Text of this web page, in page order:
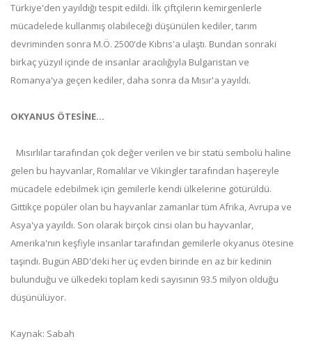
Türkiye'den yayıldığı tespit edildi. İlk çiftçilerin kemirgenlerle
mücadelede kullanmış olabileceği düşünülen kediler, tarım
devriminden sonra M.Ö. 2500'de Kıbrıs'a ulaştı. Bundan sonraki
birkaç yüzyıl içinde de insanlar aracılığıyla Bulgaristan ve
Romanya'ya geçen kediler, daha sonra da Mısır'a yayıldı.
OKYANUS ÖTESİNE...
Mısırlılar tarafından çok değer verilen ve bir statü sembolü haline
gelen bu hayvanlar, Romalılar ve Vikingler tarafından haşereyle
mücadele edebilmek için gemilerle kendi ülkelerine götürüldü.
Gittikçe popüler olan bu hayvanlar zamanlar tüm Afrika, Avrupa ve
Asya'ya yayıldı. Son olarak birçok cinsi olan bu hayvanlar,
Amerika'nın keşfiyle insanlar tarafından gemilerle okyanus ötesine
taşındı. Bugün ABD'deki her üç evden birinde en az bir kedinin
bulunduğu ve ülkedeki toplam kedi sayısının 93.5 milyon olduğu
düşünülüyor.
Kaynak: Sabah